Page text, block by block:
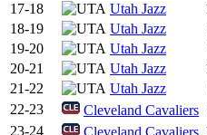
17-18
Utah Jazz
18-19
Utah Jazz
19-20
Utah Jazz
20-21
Utah Jazz
21-22
Utah Jazz
22-23
Cleveland Cavaliers
23-24